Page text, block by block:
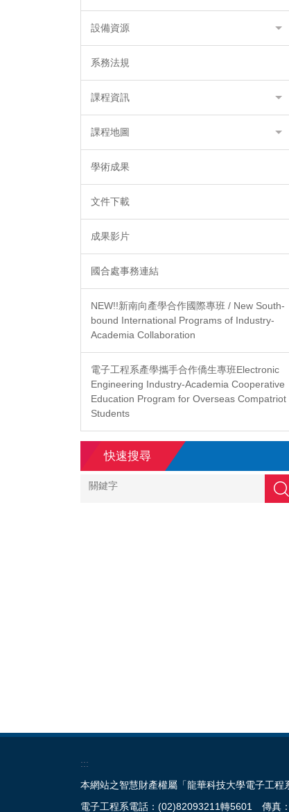
設備資源
系務法規
課程資訊
課程地圖
學術成果
文件下載
成果影片
國合處事務連結
NEW!!新南向產學合作國際專班 / New South-
bound International Programs of Industry-
Academia Collaboration
電子工程系產學攜手合作僑生專班Electronic
Engineering Industry-Academia Cooperative
Education Program for Overseas Compatriot
Students
快速搜尋
搜尋
全球衛星導航及智慧穿戴領導品牌 Garmin攜手龍華
大 捐贈獎學金培育產業尖兵
:::
本網站之智慧財產權屬「龍華科技大學電子工
電子工程系電話：(02)82093211轉5601 傳真